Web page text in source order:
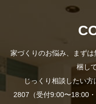
家づくりのお悩み、まず
梱し
じっくり相談したい
2807（受付9:00〜18:00